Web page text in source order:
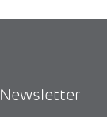
Newsletter